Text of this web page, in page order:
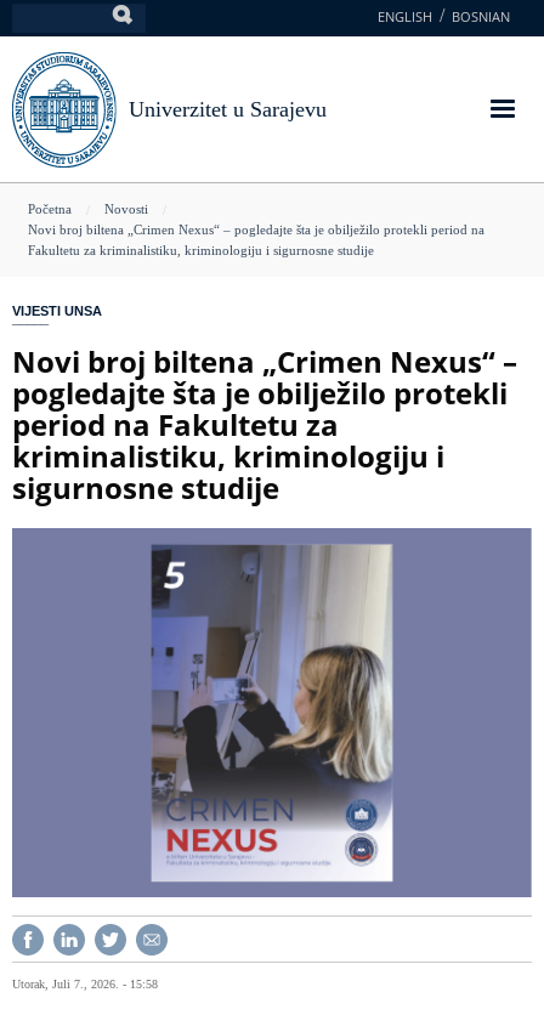
na
glavni
sadržaj
ENGLISH BOSNIAN
Univerzitet u Sarajevu
You
are
Početna
Novosti
Novi broj biltena „Crimen Nexus“ – pogledajte šta je obilježilo protekli period na
Fakultetu za kriminalistiku, kriminologiju i sigurnosne studije
VIJESTI UNSA
Novi broj biltena „Crimen Nexus“ –
pogledajte šta je obilježilo protekli
period na Fakultetu za
kriminalistiku, kriminologiju i
sigurnosne studije
Utorak, Juli 7., 2026. - 15:58